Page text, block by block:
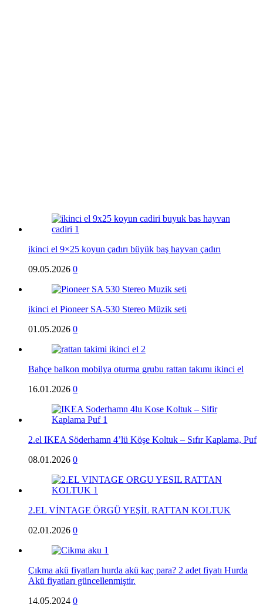
ikinci el 9×25 koyun çadırı büyük baş hayvan çadırı
09.05.2026 0
ikinci el Pioneer SA-530 Stereo Müzik seti
01.05.2026 0
Bahçe balkon mobilya oturma grubu rattan takımı ikinci el
16.01.2026 0
2.el IKEA Söderhamn 4’lü Köşe Koltuk – Sıfır Kaplama, Puf
08.01.2026 0
2.EL VİNTAGE ÖRGÜ YEŞİL RATTAN KOLTUK
02.01.2026 0
Çıkma akü fiyatları hurda akü kaç para? 2 adet fiyatı Hurda
Akü fiyatları güncellenmiştir.
14.05.2024 0